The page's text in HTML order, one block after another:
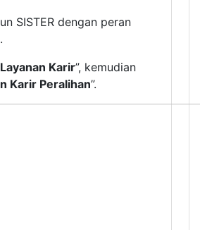
SISTER dengan peran
Layanan Karir”, kemudian
Karir Peralihan”.